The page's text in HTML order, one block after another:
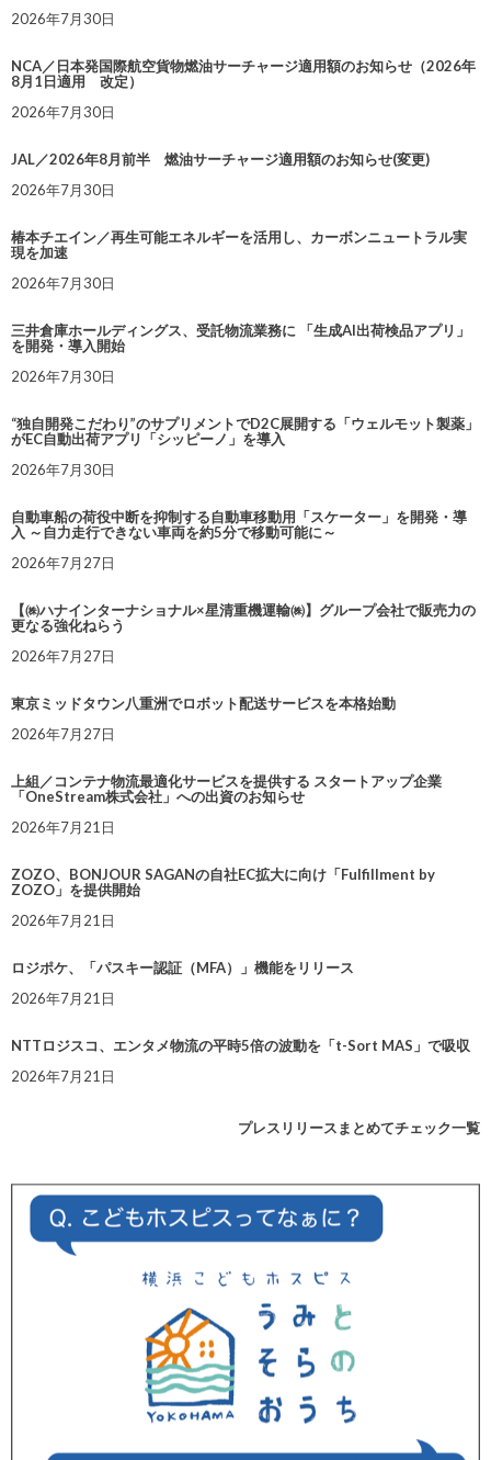
2026年7月30日
NCA／日本発国際航空貨物燃油サーチャージ適用額のお知らせ（2026年
8月1日適用 改定）
2026年7月30日
JAL／2026年8月前半 燃油サーチャージ適用額のお知らせ(変更)
2026年7月30日
椿本チエイン／再生可能エネルギーを活用し、カーボンニュートラル実
現を加速
2026年7月30日
三井倉庫ホールディングス、受託物流業務に 「生成AI出荷検品アプリ」
を開発・導入開始
2026年7月30日
“独自開発こだわり”のサプリメントでD2C展開する「ウェルモット製薬」
がEC自動出荷アプリ「シッピーノ」を導入
2026年7月30日
自動車船の荷役中断を抑制する自動車移動用「スケーター」を開発・導
入 ～自力走行できない車両を約5分で移動可能に～
2026年7月27日
【㈱ハナインターナショナル×星清重機運輸㈱】グループ会社で販売力の
更なる強化ねらう
2026年7月27日
東京ミッドタウン八重洲でロボット配送サービスを本格始動
2026年7月27日
上組／コンテナ物流最適化サービスを提供する スタートアップ企業
「OneStream株式会社」への出資のお知らせ
2026年7月21日
ZOZO、BONJOUR SAGANの自社EC拡大に向け「Fulfillment by
ZOZO」を提供開始
2026年7月21日
ロジポケ、「パスキー認証（MFA）」機能をリリース
2026年7月21日
NTTロジスコ、エンタメ物流の平時5倍の波動を「t-Sort MAS」で吸収
2026年7月21日
プレスリリースまとめてチェック一覧